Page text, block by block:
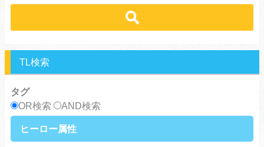
ヤンキー攻め
黒髪受け
シリアス
TL検索
タグ
OR検索
AND検索
ヒーロー属性